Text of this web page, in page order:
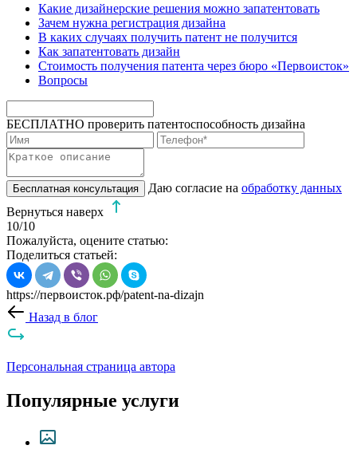
Какие дизайнерские решения можно запатентовать
Зачем нужна регистрация дизайна
В каких случаях получить патент не получится
Как запатентовать дизайн
Стоимость получения патента через бюро «Первоисток»
Вопросы
БЕСПЛАТНО проверить патентоспособность дизайна
Бесплатная консультация Даю согласие на обработку данных
Вернуться наверх
10/10
Пожалуйста, оцените статью:
Поделиться статьей:
https://первоисток.рф/patent-na-dizajn
Назад в блог
Персональная страница автора
Популярные услуги